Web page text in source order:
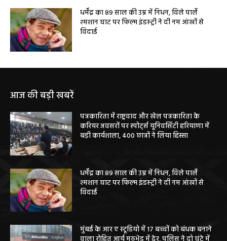
धर्मेंद्र का 89 साल की उम्र में निधन, विले पार्ले
श्मशान घाट पर फिल्म इंडस्ट्री ने दी नम आंखों से
विदाई
आज की बड़ी खबरें
पत्रकारिता में राष्ट्रवाद और खेल पत्रकारिता के
करियर अवसरों पर स्पोर्ट्स यूनिवर्सिटी हरियाणा में
बड़ी कार्यशाला, 400 छात्रों ने लिया हिस्सा
धर्मेंद्र का 89 साल की उम्र में निधन, विले पार्ले
श्मशान घाट पर फिल्म इंडस्ट्री ने दी नम आंखों से
विदाई
मुंबई के आर ए स्टूडियो में 17 बच्चों को बंधक बनाने